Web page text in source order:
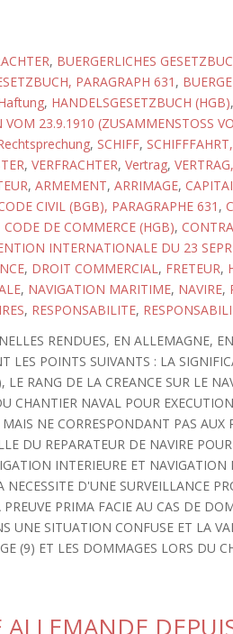
, BUERGERLICHES
PARAGRAPH 631 ,
, HANDELSGESETZBUCH (HGB),
23.9.1910 (ZUSAMMENSTOSS
, SCHIFF,
, VERFRACHTER, Vertrag,
, ARMEMENT, ARRIMAGE,
CIVIL (BGB), PARAGRAPHE 631 ,
CODE DE COMMERCE (HGB),
INTERNATIONALE DU 23
, DROIT COMMERCIAL, FRETEUR,
, NAVIGATION MARITIME, NAVIRE,
, RESPONSABILITE,
RENDUES, EN ALLEMAGNE,
LES POINTS SUIVANTS : LA
RANG DE LA CREANCE SUR LE
CHANTIER NAVAL POUR
NE CORRESPONDANT PAS AUX
DU REPARATEUR DE NAVIRE
INTERIEURE ET
D'UNE SURVEILLANCE
PRIMA FACIE AU CAS DE
UNE SITUATION CONFUSE ET LA
(9) ET LES DOMMAGES LORS DU